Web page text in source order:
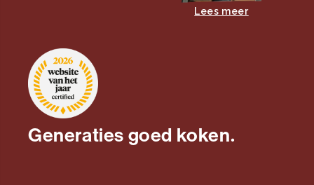
Lees meer
Generaties goed koken.